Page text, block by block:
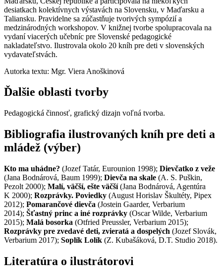
desiatkach kolektívnych výstavách na Slovensku, v Maďarsku a
Taliansku. Pravidelne sa zúčastňuje tvorivých sympózií a
medzinárodných workshopov. V knižnej tvorbe spolupracovala na
vydaní viacerých učebníc pre Slovenské pedagogické
nakladateľstvo. Ilustrovala okolo 20 kníh pre deti v slovenských
vydavateľstvách.
Autorka textu: Mgr. Viera Anoškinová
Ďalšie oblasti tvorby
Pedagogická činnosť, grafický dizajn voľná tvorba.
Bibliografia ilustrovaných kníh pre deti a
mládež (výber)
Kto ma uhádne? (Jozef Tatár, Eurounion 1998); Dievčatko z veže
(Jana Bodnárová, Baum 1999); Dievča na skale (A. S. Puškin,
Pezolt 2000); Malí, väčší, ešte väčší(Jana Bodnárová, Agentúra
K 2000); Rozprávky. Poviedky (August Horislav Škultéty, Pipex
2012); Pomarančové dievča (Jostein Gaarder, Verbarium
2014); Šťastný princ a iné rozprávky (Oscar Wilde, Verbarium
2015); Malá bosorka (Otfried Preussler, Verbarium 2015);
Rozprávky pre zvedavé deti, zvieratá a dospelých (Jozef Slovák,
Verbarium 2017); Soplík Lolík (Z. Kubašáková, D.T. Studio 2018).
Literatúra o ilustrátorovi